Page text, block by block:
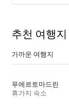
추천 여행지
가까운 여행지
푸에르토마드린
휴가지 숙소